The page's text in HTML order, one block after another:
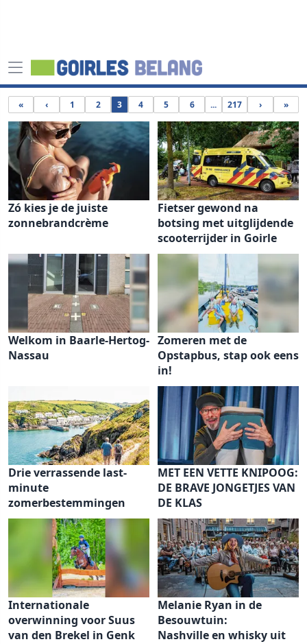
« ‹ 1 2 3 4 5 6 ... 217 › »
Zó kies je de juiste
zonnebrandcrème
Fietser gewond na
botsing met uitglijdende
scooterrijder in Goirle
Welkom in Baarle-Hertog-
Nassau
Zomeren met de
Opstapbus, stap ook eens
in!
Drie verrassende last-
minute
zomerbestemmingen
MET EEN VETTE KNIPOOG:
DE BRAVE JONGETJES VAN
DE KLAS
Internationale
overwinning voor Suus
van den Brekel in Genk
Melanie Ryan in de
Besouwtuin:
Nashville en whisky uit